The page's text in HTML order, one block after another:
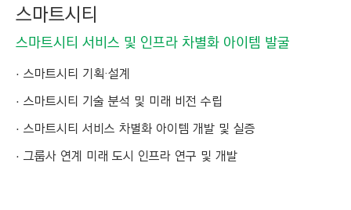
스마트시티
스마트시티 서비스 및 인프라 차별화 아이템 발굴
스마트시티 기획·설계
스마트시티 기술 분석 및 미래 비전 수립
스마트시티 서비스 차별화 아이템 개발 및 실증
그룹사 연계 미래 도시 인프라 연구 및 개발